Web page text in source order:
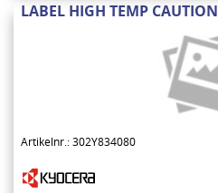
LABEL HIGH TEMP CAUTION
Artikelnr.: 302Y834080